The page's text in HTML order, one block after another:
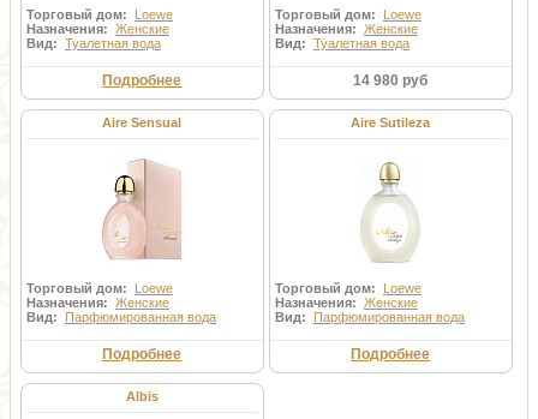
Торговый дом: Loewe
Назначения: Женские
Вид: Туалетная вода
Подробнее
Торговый дом: Loewe
Назначения: Женские
Вид: Туалетная вода
14 980 руб
Aire Sensual
Торговый дом: Loewe
Назначения: Женские
Вид: Парфюмированная вода
Подробнее
Aire Sutileza
Торговый дом: Loewe
Назначения: Женские
Вид: Парфюмированная вода
Подробнее
Albis